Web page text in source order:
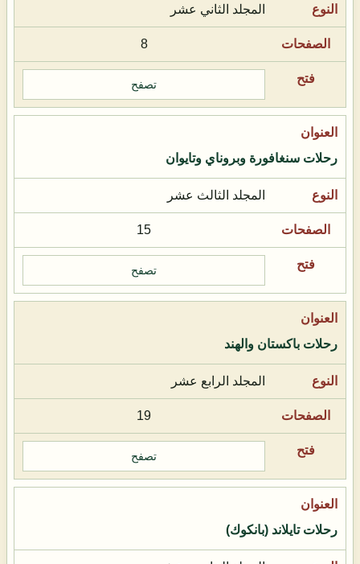
المجلد الثاني عشر
8
تصفح
رحلات سنغافورة وبروناي وتايوان
المجلد الثالث عشر
15
تصفح
رحلات باكستان والهند
المجلد الرابع عشر
19
تصفح
رحلات تايلاند (بانكوك)